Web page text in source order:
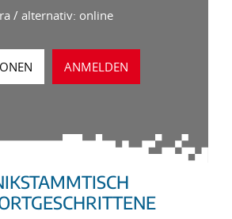
/ alternativ: online
ANMELDEN